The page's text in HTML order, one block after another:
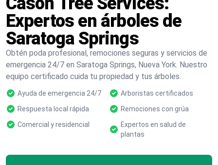
Expertos en árboles de
Saratoga Springs
Obtén poda profesional, remociones seguras y servicios de
emergencia 24/7 en Saratoga Springs, Nueva York. Nuestro
equipo certificado cuida tu propiedad y tus árboles.
Ayuda de emergencia 24/7
Arboristas certificados
Respuesta local rápida
Remociones con grúa
Comercial y residencial
Expertos en salud de
plantas